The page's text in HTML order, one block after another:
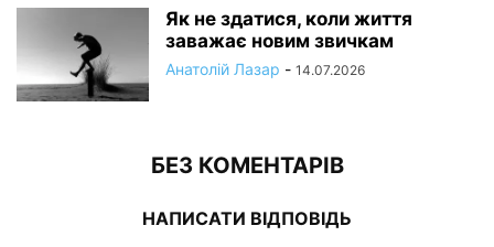
Як не здатися, коли життя
заважає новим звичкам
Анатолій Лазар - 14.07.2026
БЕЗ КОМЕНТАРІВ
НАПИСАТИ ВІДПОВІДЬ